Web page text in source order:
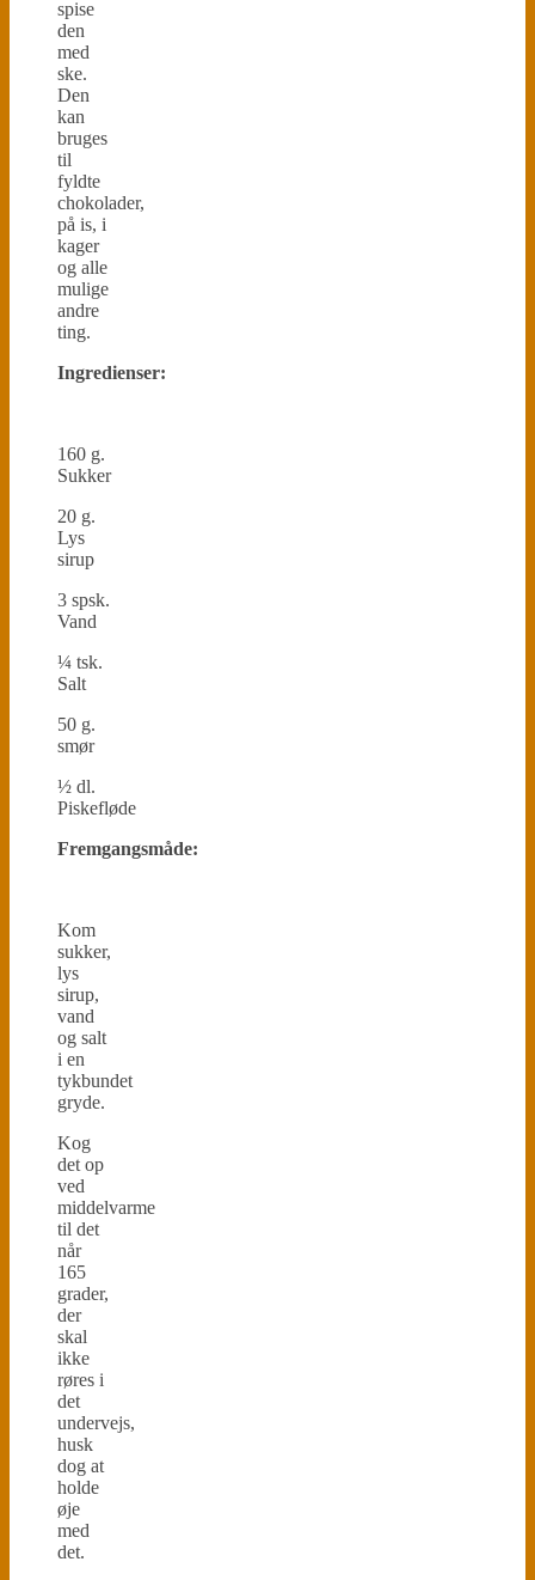
spise
den
med
ske.
Den
kan
bruges
til
fyldte
chokolader,
på is, i
kager
og alle
mulige
andre
ting.
Ingredienser:
160 g.
Sukker
20 g.
Lys
sirup
3 spsk.
Vand
¼ tsk.
Salt
50 g.
smør
½ dl.
Piskefløde
Fremgangsmåde:
Kom
sukker,
lys
sirup,
vand
og salt
i en
tykbundet
gryde.
Kog
det op
ved
middelvarme
til det
når
165
grader,
der
skal
ikke
røres i
det
undervejs,
husk
dog at
holde
øje
med
det.